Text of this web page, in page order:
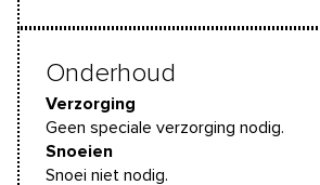
Onderhoud
Verzorging
Geen speciale verzorging nodig.
Snoeien
Snoei niet nodig.